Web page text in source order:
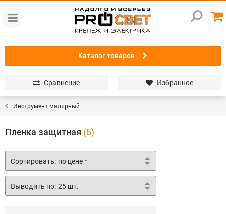
Каталог товаров
Сравнение Избранное
Инструмент малярный
Пленка защитная